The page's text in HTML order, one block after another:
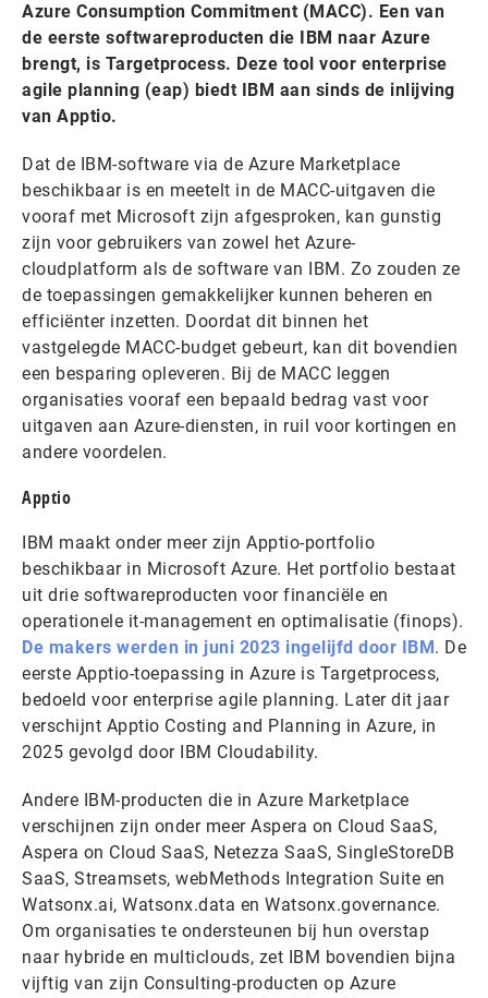
Azure Consumption Commitment (MACC). Een van
de eerste softwareproducten die IBM naar Azure
brengt, is Targetprocess. Deze tool voor enterprise
agile planning (eap) biedt IBM aan sinds de inlijving
van Apptio.
Dat de IBM-software via de Azure Marketplace
beschikbaar is en meetelt in de MACC-uitgaven die
vooraf met Microsoft zijn afgesproken, kan gunstig
zijn voor gebruikers van zowel het Azure-
cloudplatform als de software van IBM. Zo zouden ze
de toepassingen gemakkelijker kunnen beheren en
efficiënter inzetten. Doordat dit binnen het
vastgelegde MACC-budget gebeurt, kan dit bovendien
een besparing opleveren. Bij de MACC leggen
organisaties vooraf een bepaald bedrag vast voor
uitgaven aan Azure-diensten, in ruil voor kortingen en
andere voordelen.
Apptio
IBM maakt onder meer zijn Apptio-portfolio
beschikbaar in Microsoft Azure. Het portfolio bestaat
uit drie softwareproducten voor financiële en
operationele it-management en optimalisatie (finops).
De makers werden in juni 2023 ingelijfd door IBM . De
eerste Apptio-toepassing in Azure is Targetprocess,
bedoeld voor enterprise agile planning. Later dit jaar
verschijnt Apptio Costing and Planning in Azure, in
2025 gevolgd door IBM Cloudability.
Andere IBM-producten die in Azure Marketplace
verschijnen zijn onder meer Aspera on Cloud SaaS,
Aspera on Cloud SaaS, Netezza SaaS, SingleStoreDB
SaaS, Streamsets, webMethods Integration Suite en
Watsonx.ai, Watsonx.data en Watsonx.governance.
Om organisaties te ondersteunen bij hun overstap
naar hybride en multiclouds, zet IBM bovendien bijna
vijftig van zijn Consulting-producten op Azure